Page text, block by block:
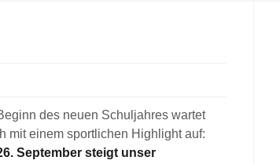
des neuen Schuljahres wartet
mit einem sportlichen Highlight auf:
September steigt unser